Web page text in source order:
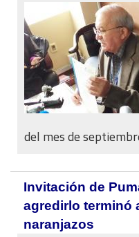
del mes de
Invitación de
agredirlo terminó
naranjazos